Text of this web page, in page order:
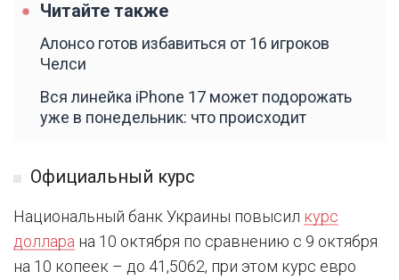
Читайте также
Алонсо готов избавиться от 16 игроков
Челси
Вся линейка iPhone 17 может подорожать
уже в понедельник: что происходит
Официальный курс
Национальный банк Украины повысил курс
доллара на 10 октября по сравнению с 9 октября
на 10 копеек – до 41,5062, при этом курс евро